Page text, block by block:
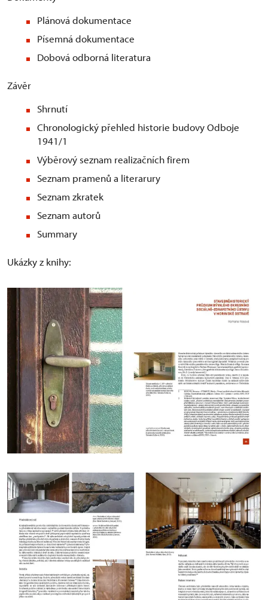
Plánová dokumentace
Písemná dokumentace
Dobová odborná literatura
Závěr
Shrnutí
Chronologický přehled historie budovy Odboje
1941/1
Výběrový seznam realizačních firem
Seznam pramenů a literarury
Seznam zkratek
Seznam autorů
Summary
Ukázky z knihy: